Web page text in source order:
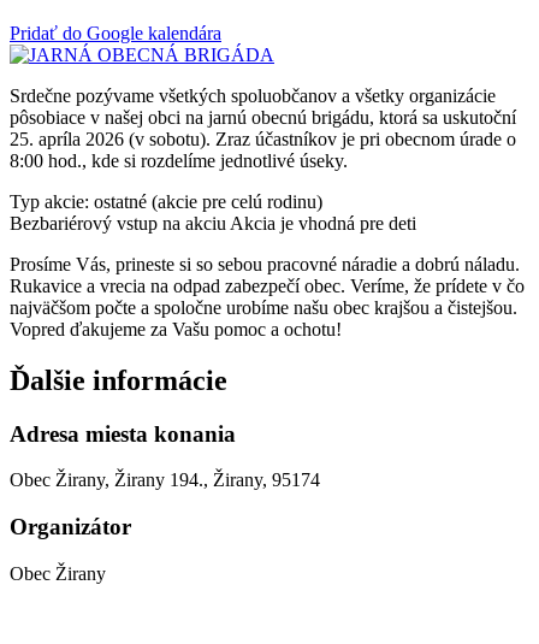
Pridať do Google kalendára
Srdečne pozývame všetkých spoluobčanov a všetky organizácie
pôsobiace v našej obci na jarnú obecnú brigádu, ktorá sa uskutoční
25. apríla 2026 (v sobotu). Zraz účastníkov je pri obecnom úrade o
8:00 hod., kde si rozdelíme jednotlivé úseky.
Typ akcie: ostatné (akcie pre celú rodinu)
Bezbariérový vstup na akciu Akcia je vhodná pre deti
Prosíme Vás, prineste si so sebou pracovné náradie a dobrú náladu.
Rukavice a vrecia na odpad zabezpečí obec. Veríme, že prídete v čo
najväčšom počte a spoločne urobíme našu obec krajšou a čistejšou.
Vopred ďakujeme za Vašu pomoc a ochotu!
Ďalšie informácie
Adresa miesta konania
Obec Žirany, Žirany 194., Žirany, 95174
Organizátor
Obec Žirany